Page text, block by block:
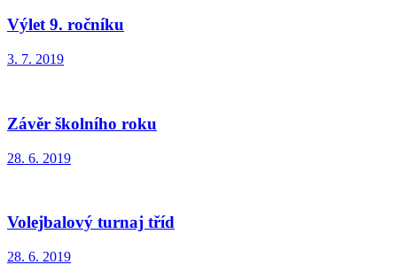
Výlet 9. ročníku
3. 7. 2019
Závěr školního roku
28. 6. 2019
Volejbalový turnaj tříd
28. 6. 2019